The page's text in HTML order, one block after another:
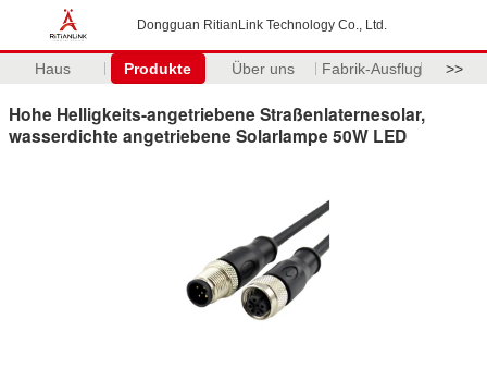
Dongguan RitianLink Technology Co., Ltd.
Haus Produkte Über uns Fabrik-Ausflug >>
Hohe Helligkeits-angetriebene Straßenlaternesolar,
wasserdichte angetriebene Solarlampe 50W LED